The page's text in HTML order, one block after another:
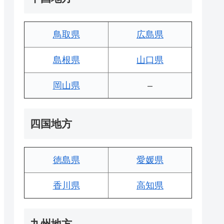
鳥取県 広島県
島根県 山口県
岡山県 –
四国地方
徳島県 愛媛県
香川県 高知県